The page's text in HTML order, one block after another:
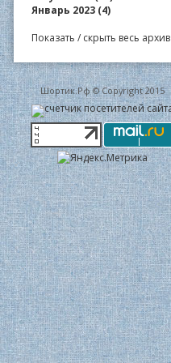
Январь 2023 (4)
Показать / скрыть весь архив
Шортик.Рф © Copyright 2015